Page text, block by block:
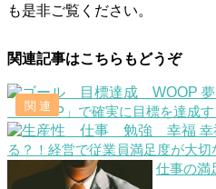
も是非ご覧ください。
関連記事はこちらもどうぞ
「WOOP」で確実に目標を達成す
幸
る？！経営で従業員満足度が大切
仕事の満